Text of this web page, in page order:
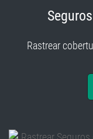
Rastrear